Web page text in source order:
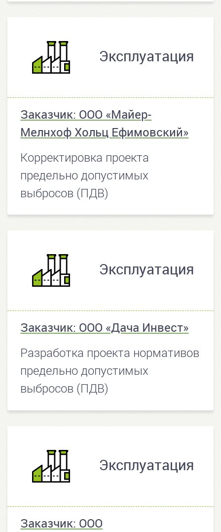
Эксплуатация
Заказчик: ООО «Майер-
Мелнхоф Хольц Ефимовский»
Корректировка проекта
предельно допустимых
выбросов (ПДВ)
Эксплуатация
Заказчик: ООО «Дача Инвест»
Разработка проекта нормативов
предельно допустимых
выбросов (ПДВ)
Эксплуатация
Заказчик: ООО